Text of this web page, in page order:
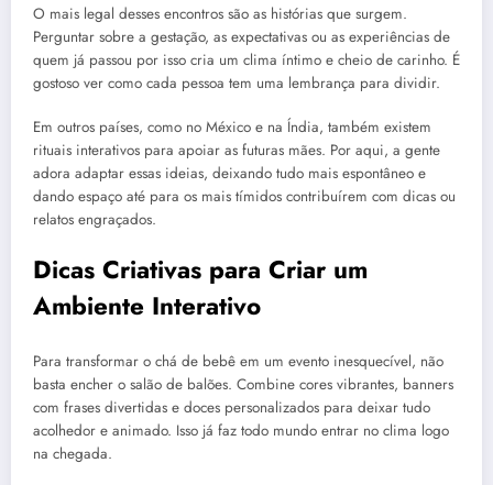
O mais legal desses encontros são as histórias que surgem.
Perguntar sobre a gestação, as expectativas ou as experiências de
quem já passou por isso cria um clima íntimo e cheio de carinho. É
gostoso ver como cada pessoa tem uma lembrança para dividir.
Em outros países, como no México e na Índia, também existem
rituais interativos para apoiar as futuras mães. Por aqui, a gente
adora adaptar essas ideias, deixando tudo mais espontâneo e
dando espaço até para os mais tímidos contribuírem com dicas ou
relatos engraçados.
Dicas Criativas para Criar um
Ambiente Interativo
Para transformar o chá de bebê em um evento inesquecível, não
basta encher o salão de balões. Combine cores vibrantes, banners
com frases divertidas e doces personalizados para deixar tudo
acolhedor e animado. Isso já faz todo mundo entrar no clima logo
na chegada.